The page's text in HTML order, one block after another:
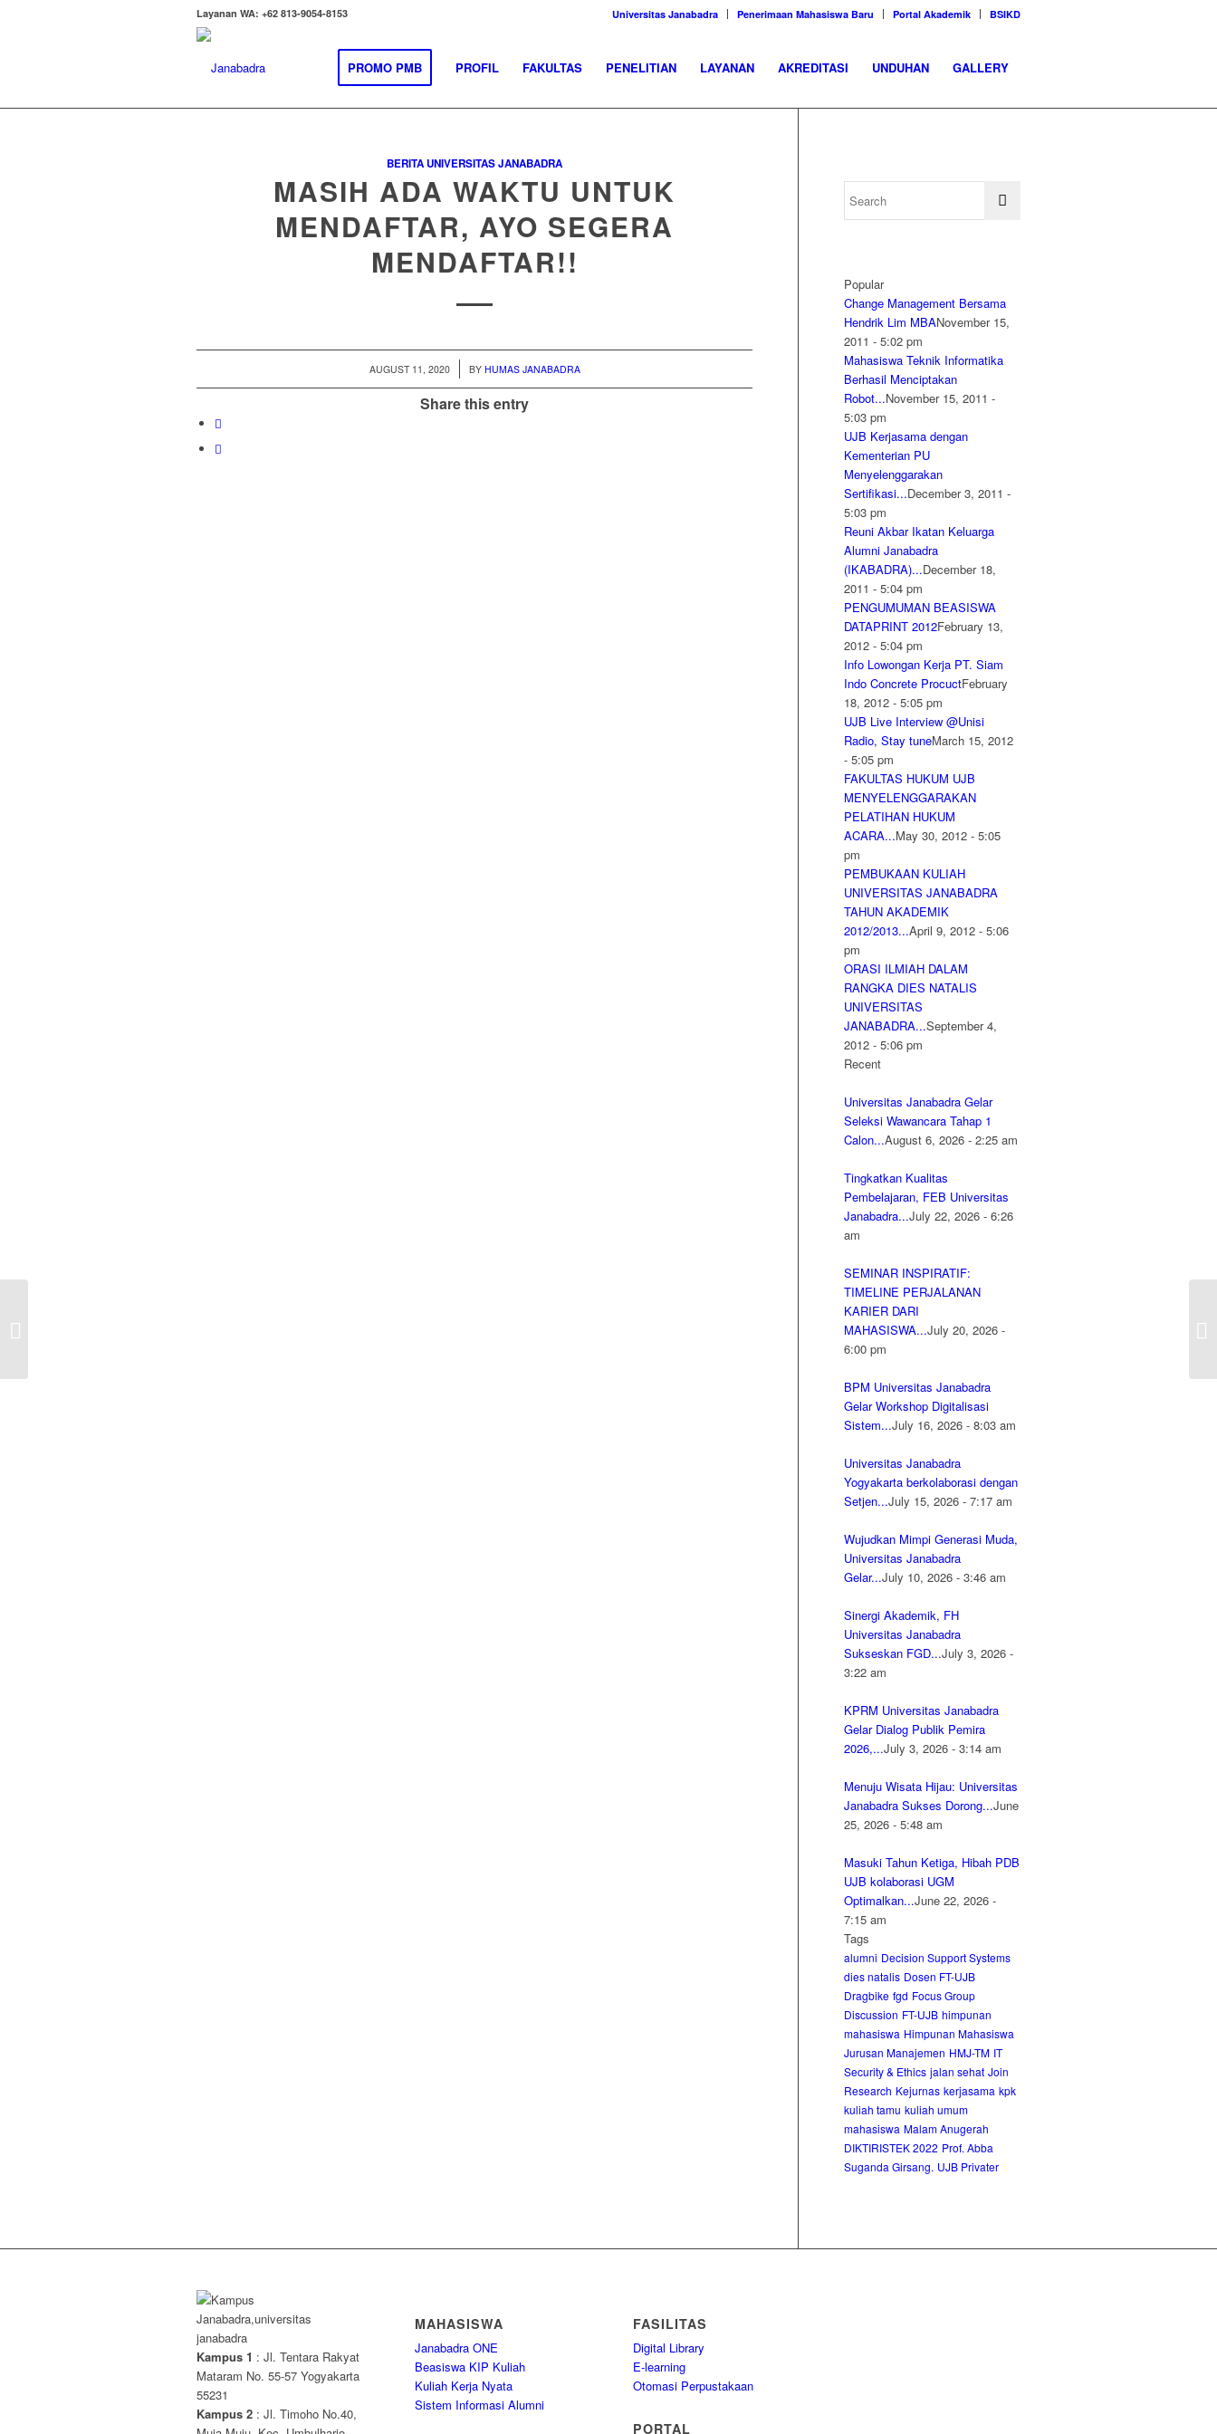
Universitas Janabadra Penerimaan Mahasiswa Baru Portal Akademik BSIKD
Layanan WA: +62 813-9054-8153
PROMO PMB PROFIL FAKULTAS PENELITIAN LAYANAN AKREDITASI UNDUHAN GALLERY
BERITA UNIVERSITAS JANABADRA
MASIH ADA WAKTU UNTUK
MENDAFTAR, AYO SEGERA
MENDAFTAR!!
AUGUST 11, 2020
/ BY HUMAS JANABADRA
Share this entry
Popular
Change Management Bersama
Hendrik Lim MBANovember 15,
2011 - 5:02 pm
Mahasiswa Teknik Informatika
Berhasil Menciptakan
Robot...November 15, 2011 -
5:03 pm
UJB Kerjasama dengan
Kementerian PU
Menyelenggarakan
Sertifikasi...December 3, 2011 -
5:03 pm
Reuni Akbar Ikatan Keluarga
Alumni Janabadra
(IKABADRA)...December 18,
2011 - 5:04 pm
PENGUMUMAN BEASISWA
DATAPRINT 2012February 13,
2012 - 5:04 pm
Info Lowongan Kerja PT. Siam
Indo Concrete ProcuctFebruary
18, 2012 - 5:05 pm
UJB Live Interview @Unisi
Radio, Stay tuneMarch 15, 2012
- 5:05 pm
FAKULTAS HUKUM UJB
MENYELENGGARAKAN
PELATIHAN HUKUM
ACARA...May 30, 2012 - 5:05
pm
PEMBUKAAN KULIAH
UNIVERSITAS JANABADRA
TAHUN AKADEMIK
2012/2013...April 9, 2012 - 5:06
pm
ORASI ILMIAH DALAM
RANGKA DIES NATALIS
UNIVERSITAS
JANABADRA...September 4,
2012 - 5:06 pm
Recent
Universitas Janabadra Gelar
Seleksi Wawancara Tahap 1
Calon...August 6, 2026 - 2:25 am
Tingkatkan Kualitas
Pembelajaran, FEB Universitas
Janabadra...July 22, 2026 - 6:26
am
SEMINAR INSPIRATIF:
TIMELINE PERJALANAN
KARIER DARI
MAHASISWA...July 20, 2026 -
6:00 pm
BPM Universitas Janabadra
Gelar Workshop Digitalisasi
Sistem...July 16, 2026 - 8:03 am
Universitas Janabadra
Yogyakarta berkolaborasi dengan
Setjen...July 15, 2026 - 7:17 am
Wujudkan Mimpi Generasi Muda,
Universitas Janabadra
Gelar...July 10, 2026 - 3:46 am
Sinergi Akademik, FH
Universitas Janabadra
Sukseskan FGD...July 3, 2026 -
3:22 am
KPRM Universitas Janabadra
Gelar Dialog Publik Pemira
2026,...July 3, 2026 - 3:14 am
Menuju Wisata Hijau: Universitas
Janabadra Sukses Dorong...June
25, 2026 - 5:48 am
Masuki Tahun Ketiga, Hibah PDB
UJB kolaborasi UGM
Optimalkan...June 22, 2026 -
7:15 am
Tags
alumni Decision Support Systems
dies natalis Dosen FT-UJB
Dragbike fgd Focus Group
Discussion FT-UJB himpunan
mahasiswa Himpunan Mahasiswa
Jurusan Manajemen HMJ-TM IT
Security & Ethics jalan sehat Join
Research Kejurnas kerjasama kpk
kuliah tamu kuliah umum
mahasiswa Malam Anugerah
DIKTIRISTEK 2022 Prof. Abba
Suganda Girsang. UJB Privater
Kampus 1 : Jl. Tentara Rakyat
Mataram No. 55-57 Yogyakarta
55231
Kampus 2 : Jl. Timoho No.40,
MAHASISWA
Janabadra ONE
Beasiswa KIP Kuliah
Kuliah Kerja Nyata
Sistem Informasi Alumni
FASILITAS
Digital Library
E-learning
Otomasi Perpustakaan
PORTAL